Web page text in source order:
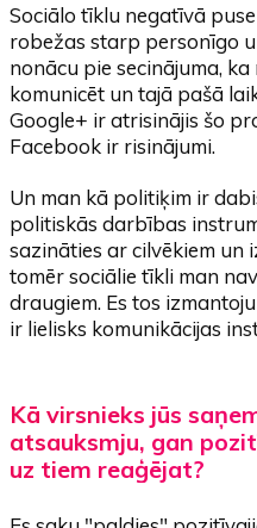
Sociālo tīklu negatīvā
robežas starp personīgo
nonācu pie secinājuma,
komunicēt un tajā pašā
Google+ ir atrisinājis šo
Facebook ir risinājumi.
Un man kā politiķim ir
politiskās darbības
sazināties ar cilvēkiem un
tomēr sociālie tīkli man
draugiem. Es tos
ir lielisks komunikācijas
Kā virsnieks jūs
atsauksmju, gan
uz tiem reaģējat?